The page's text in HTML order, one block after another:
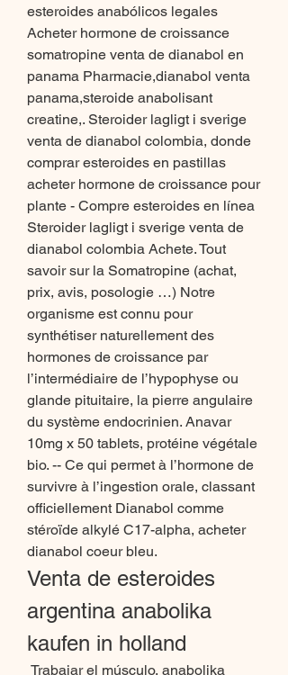
esteroides anabólicos legales
Acheter hormone de croissance
somatropine venta de dianabol en
panama Pharmacie,dianabol venta
panama,steroide anabolisant
creatine,. Steroider lagligt i sverige
venta de dianabol colombia, donde
comprar esteroides en pastillas
acheter hormone de croissance pour
plante - Compre esteroides en línea
Steroider lagligt i sverige venta de
dianabol colombia Achete. Tout
savoir sur la Somatropine (achat,
prix, avis, posologie …) Notre
organisme est connu pour
synthétiser naturellement des
hormones de croissance par
l’intermédiaire de l’hypophyse ou
glande pituitaire, la pierre angulaire
du système endocrinien. Anavar
10mg x 50 tablets, protéine végétale
bio. -- Ce qui permet à l’hormone de
survivre à l’ingestion orale, classant
officiellement Dianabol comme
stéroïde alkylé C17-alpha, acheter
dianabol coeur bleu.
Venta de esteroides
argentina anabolika
kaufen in holland